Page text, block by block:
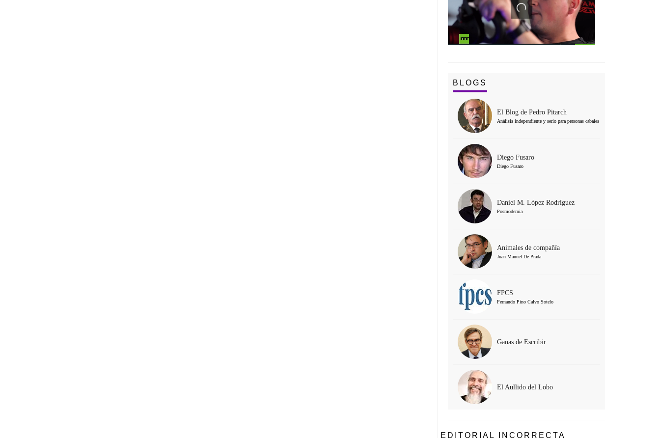
BLOGS
El Blog de Pedro Pitarch
Análisis independiente y serio para personas cabales
Diego Fusaro
Diego Fusaro
Daniel M. López Rodríguez
Posmodernia
Animales de compañía
Juan Manuel De Prada
FPCS
Fernando Pino Calvo Sotelo
Ganas de Escribir
El Aullido del Lobo
EDITORIAL INCORRECTA